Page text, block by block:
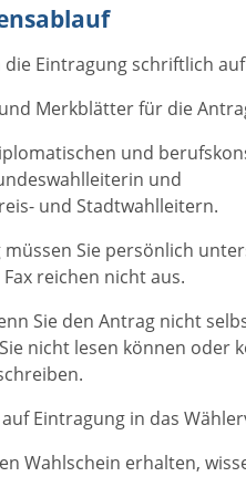
die Eintragung schriftlich
Merkblätter für die
und
und
und Stadtwahlleitern.
müssen Sie persönlich
reichen nicht aus.
Sie den Antrag nicht
nicht lesen können oder
Eintragung in das
Wahlschein erhalten,